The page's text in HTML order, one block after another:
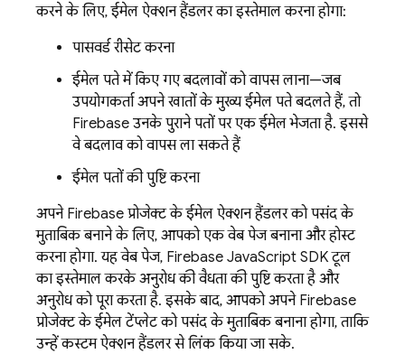
करने के लिए, ईमेल ऐक्शन हैंडलर का इस्तेमाल करना होगा:
पासवर्ड रीसेट करना
ईमेल पते में किए गए बदलावों को वापस लाना—जब
उपयोगकर्ता अपने खातों के मुख्य ईमेल पते बदलते हैं, तो
Firebase उनके पुराने पतों पर एक ईमेल भेजता है. इससे
वे बदलाव को वापस ला सकते हैं
ईमेल पतों की पुष्टि करना
अपने Firebase प्रोजेक्ट के ईमेल ऐक्शन हैंडलर को पसंद के
मुताबिक बनाने के लिए, आपको एक वेब पेज बनाना और होस्ट
करना होगा. यह वेब पेज, Firebase JavaScript SDK टूल
का इस्तेमाल करके अनुरोध की वैधता की पुष्टि करता है और
अनुरोध को पूरा करता है. इसके बाद, आपको अपने Firebase
प्रोजेक्ट के ईमेल टेंप्लेट को पसंद के मुताबिक बनाना होगा, ताकि
उन्हें कस्टम ऐक्शन हैंडलर से लिंक किया जा सके.